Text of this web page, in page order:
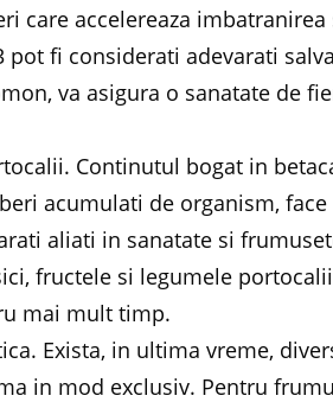
care accelereaza imbatranirea
pot fi considerati adevarati
va asigura o sanatate de
Continutul bogat in
acumulati de organism,
aliati in sanatate si
fructele si legumele
mai mult timp.
Exista, in ultima vreme,
in mod exclusiv. Pentru